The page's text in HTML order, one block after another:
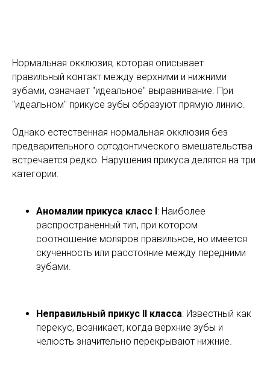
Нормальная окклюзия, которая описывает
правильный контакт между верхними и нижними
зубами, означает "идеальное" выравнивание. При
"идеальном" прикусе зубы образуют прямую линию.
Однако естественная нормальная окклюзия без
предварительного ортодонтического вмешательства
встречается редко. Нарушения прикуса делятся на три
категории:
Аномалии прикуса класс I: Наиболее
распространенный тип, при котором
соотношение моляров правильное, но имеется
скученность или расстояние между передними
зубами.
Неправильный прикус II класса: Известный как
перекус, возникает, когда верхние зубы и
челюсть значительно перекрывают нижние.